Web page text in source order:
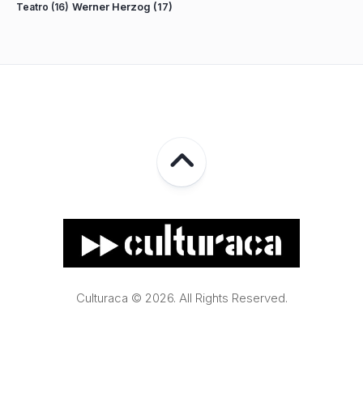
Teatro (16) Werner Herzog (17)
Culturaca © 2026. All Rights Reserved.